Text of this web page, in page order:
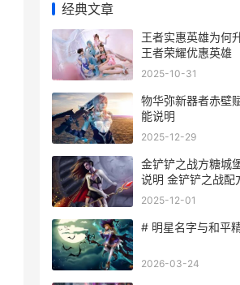
经典文章
王者实惠英雄为何
王者荣耀优惠英雄
2025-10-31
物华弥新器者赤壁
能说明
2025-12-29
金铲铲之战方糖城
说明 金铲铲之战配
2025-12-01
# 明星名字与和平
2026-03-24